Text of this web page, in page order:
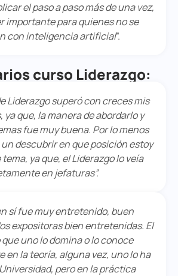
el paso a paso más de una vez,
importante para quienes no se
con inteligencia artificial”.
curso Liderazgo:
Liderazgo superó con creces mis
ya que, la manera de abordarlo y
fue muy buena. Por lo menos
descubrir en que posición estoy
ya que, el Liderazgo lo veía
en jefaturas”.
sí fue muy entretenido, buen
expositoras bien entretenidas. El
uno lo domina o lo conoce
en la teoría, alguna vez, uno lo ha
pero en la práctica